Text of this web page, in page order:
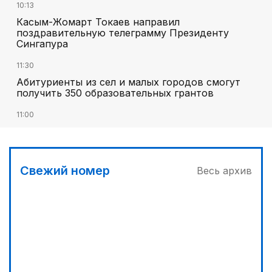
10:13
Касым-Жомарт Токаев направил
поздравительную телеграмму Президенту
Сингапура
11:30
Абитуриенты из сел и малых городов смогут
получить 350 образовательных грантов
11:00
МЧС запустило новые станции мониторинга
Свежий номер Весь архив